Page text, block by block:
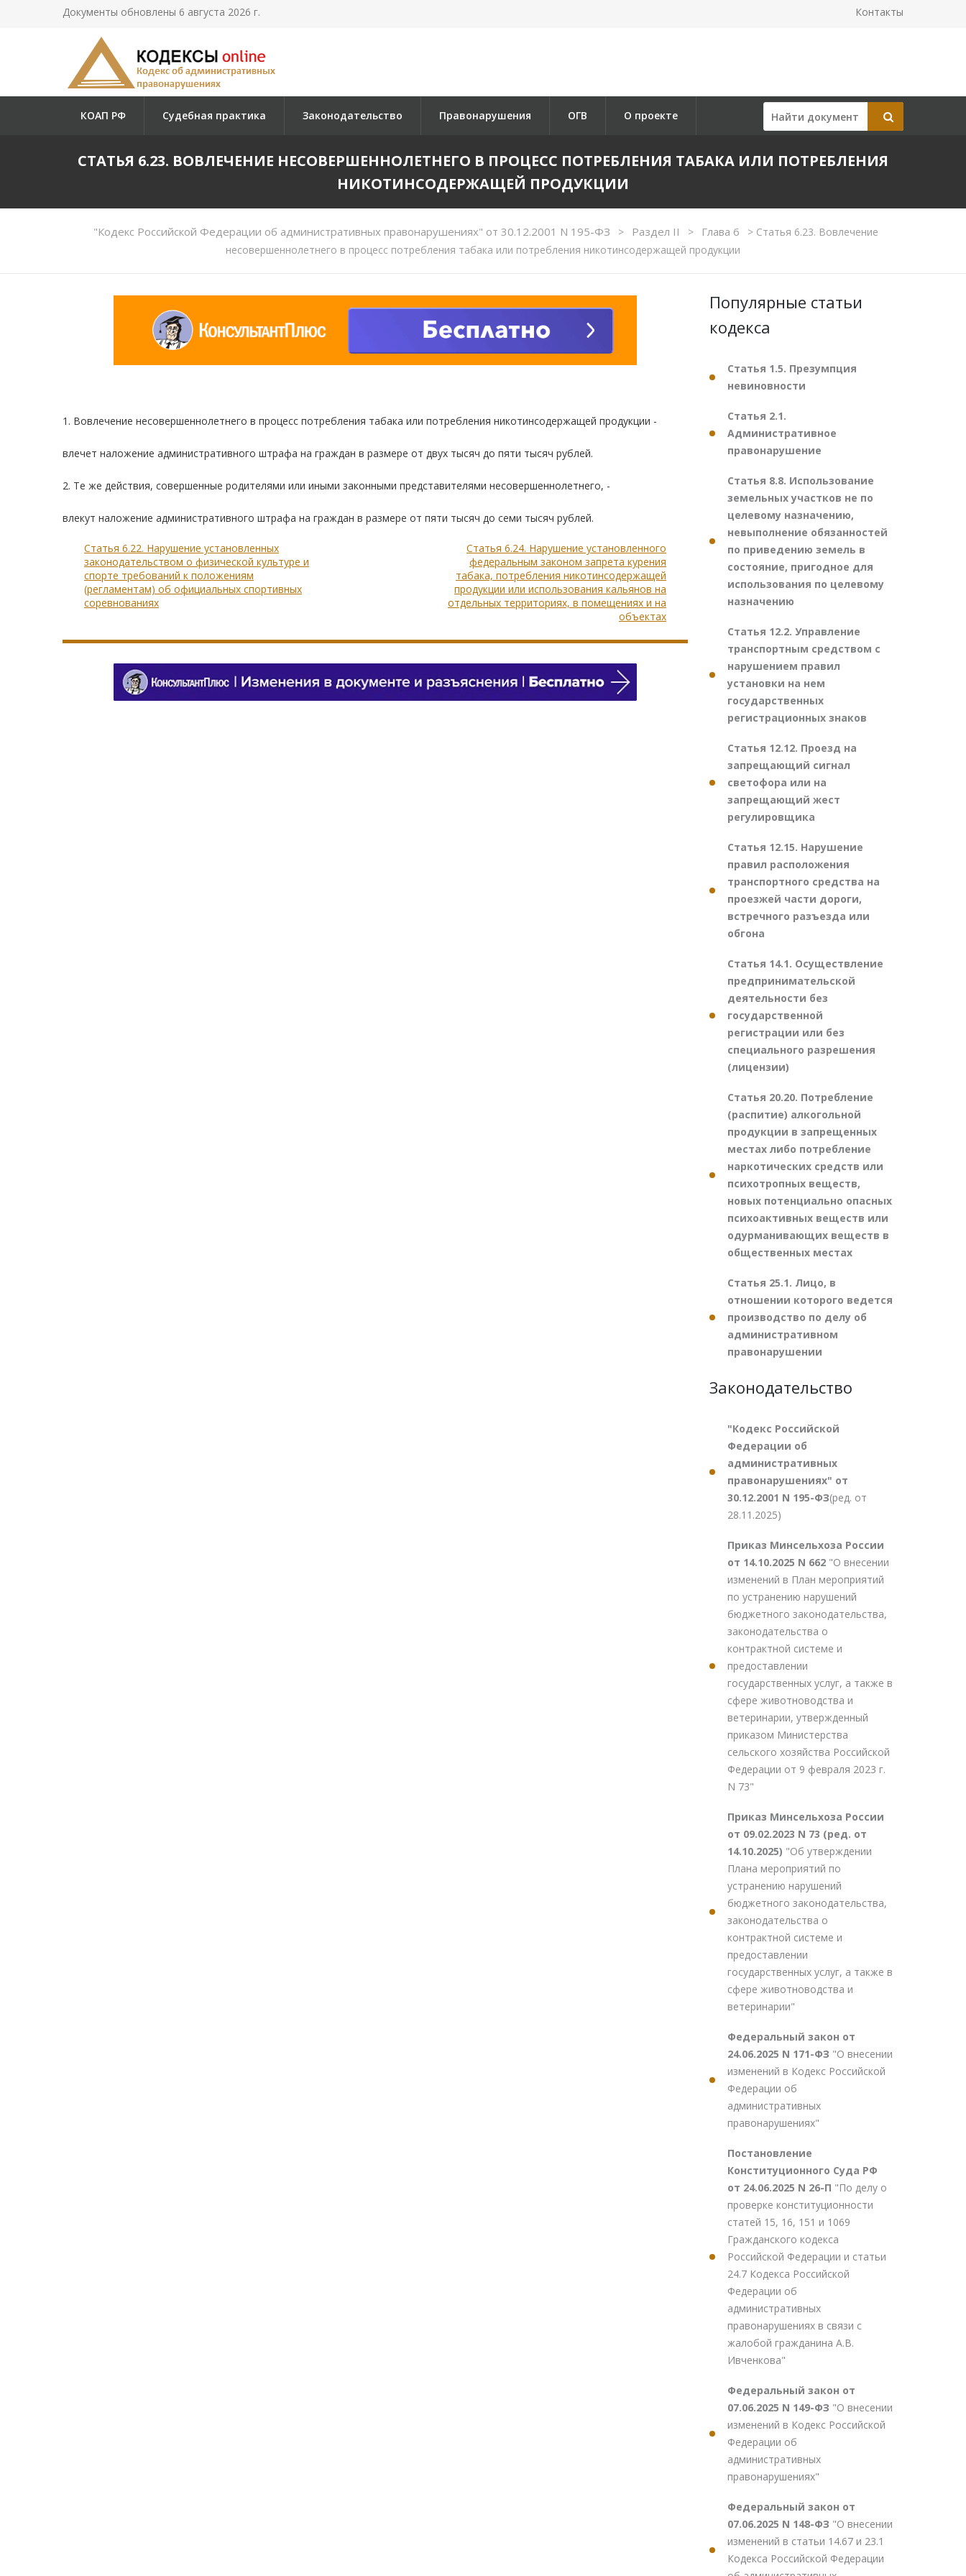
Документы обновлены 6 августа 2026 г. Контакты
КОАП РФ Судебная практика Законодательство Правонарушения ОГВ О проекте
СТАТЬЯ 6.23. ВОВЛЕЧЕНИЕ НЕСОВЕРШЕННОЛЕТНЕГО В ПРОЦЕСС ПОТРЕБЛЕНИЯ ТАБАКА ИЛИ ПОТРЕБЛЕНИЯ
НИКОТИНСОДЕРЖАЩЕЙ ПРОДУКЦИИ
"Кодекс Российской Федерации об административных правонарушениях" от 30.12.2001 N 195-ФЗ > Раздел II > Глава 6 >Статья 6.23. Вовлечение
несовершеннолетнего в процесс потребления табака или потребления никотинсодержащей продукции
1. Вовлечение несовершеннолетнего в процесс потребления табака или потребления никотинсодержащей продукции -
влечет наложение административного штрафа на граждан в размере от двух тысяч до пяти тысяч рублей.
2. Те же действия, совершенные родителями или иными законными представителями несовершеннолетнего, -
влекут наложение административного штрафа на граждан в размере от пяти тысяч до семи тысяч рублей.
Статья 6.22. Нарушение установленных
законодательством о физической культуре и
спорте требований к положениям
(регламентам) об официальных спортивных
соревнованиях
Статья 6.24. Нарушение установленного
федеральным законом запрета курения
табака, потребления никотинсодержащей
продукции или использования кальянов на
отдельных территориях, в помещениях и на
объектах
Популярные статьи
кодекса
Статья 1.5. Презумпция
невиновности
Статья 2.1.
Административное
правонарушение
Статья 8.8. Использование
земельных участков не по
целевому назначению,
невыполнение обязанностей
по приведению земель в
состояние, пригодное для
использования по целевому
назначению
Статья 12.2. Управление
транспортным средством с
нарушением правил
установки на нем
государственных
регистрационных знаков
Статья 12.12. Проезд на
запрещающий сигнал
светофора или на
запрещающий жест
регулировщика
Статья 12.15. Нарушение
правил расположения
транспортного средства на
проезжей части дороги,
встречного разъезда или
обгона
Статья 14.1. Осуществление
предпринимательской
деятельности без
государственной
регистрации или без
специального разрешения
(лицензии)
Статья 20.20. Потребление
(распитие) алкогольной
продукции в запрещенных
местах либо потребление
наркотических средств или
психотропных веществ,
новых потенциально опасных
психоактивных веществ или
одурманивающих веществ в
общественных местах
Статья 25.1. Лицо, в
отношении которого ведется
производство по делу об
административном
правонарушении
Законодательство
"Кодекс Российской
Федерации об
административных
правонарушениях" от
30.12.2001 N 195-ФЗ(ред. от
28.11.2025)
Приказ Минсельхоза России
от 14.10.2025 N 662 "О внесении
изменений в План мероприятий
по устранению нарушений
бюджетного законодательства,
законодательства о
контрактной системе и
предоставлении
государственных услуг, а также в
сфере животноводства и
ветеринарии, утвержденный
приказом Министерства
сельского хозяйства Российской
Федерации от 9 февраля 2023 г.
N 73"
Приказ Минсельхоза России
от 09.02.2023 N 73 (ред. от
14.10.2025) "Об утверждении
Плана мероприятий по
устранению нарушений
бюджетного законодательства,
законодательства о
контрактной системе и
предоставлении
государственных услуг, а также в
сфере животноводства и
ветеринарии"
Федеральный закон от
24.06.2025 N 171-ФЗ "О внесении
изменений в Кодекс Российской
Федерации об
административных
правонарушениях"
Постановление
Конституционного Суда РФ
от 24.06.2025 N 26-П "По делу о
проверке конституционности
статей 15, 16, 151 и 1069
Гражданского кодекса
Российской Федерации и статьи
24.7 Кодекса Российской
Федерации об
административных
правонарушениях в связи с
жалобой гражданина А.В.
Ивченкова"
Федеральный закон от
07.06.2025 N 149-ФЗ "О внесении
изменений в Кодекс Российской
Федерации об
административных
правонарушениях"
Федеральный закон от
07.06.2025 N 148-ФЗ "О внесении
изменений в статьи 14.67 и 23.1
Кодекса Российской Федерации